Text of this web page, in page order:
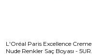
L'Oréal Paris Excellence Creme
Nude Renkler Saç Boyası - 5UR